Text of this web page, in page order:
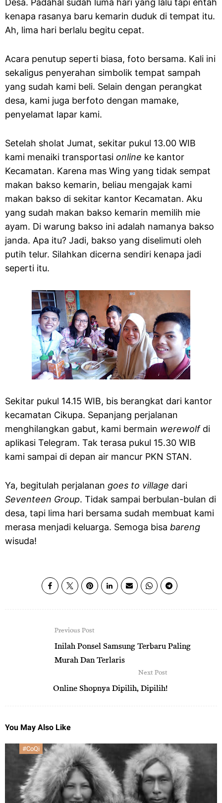
Desa. Padahal sudah luma hari yang lalu tapi entah
kenapa rasanya baru kemarin duduk di tempat itu.
Ah, lima hari berlalu begitu cepat.
Acara penutup seperti biasa, foto bersama. Kali ini
sekaligus penyerahan simbolik tempat sampah
yang sudah kami beli. Selain dengan perangkat
desa, kami juga berfoto dengan mamake,
penyelamat lapar kami.
Setelah sholat Jumat, sekitar pukul 13.00 WIB
kami menaiki transportasi online ke kantor
Kecamatan. Karena mas Wing yang tidak sempat
makan bakso kemarin, beliau mengajak kami
makan bakso di sekitar kantor Kecamatan. Aku
yang sudah makan bakso kemarin memilih mie
ayam. Di warung bakso ini adalah namanya bakso
janda. Apa itu? Jadi, bakso yang diselimuti oleh
putih telur. Silahkan dicerna sendiri kenapa jadi
seperti itu.
Sekitar pukul 14.15 WIB, bis berangkat dari kantor
kecamatan Cikupa. Sepanjang perjalanan
menghilangkan gabut, kami bermain werewolf di
aplikasi Telegram. Tak terasa pukul 15.30 WIB
kami sampai di depan air mancur PKN STAN.
Ya, begitulah perjalanan goes to village dari
Seventeen Group. Tidak sampai berbulan-bulan di
desa, tapi lima hari bersama sudah membuat kami
merasa menjadi keluarga. Semoga bisa bareng
wisuda!
Previous Post
Inilah Ponsel Samsung Terbaru Paling
Murah Dan Terlaris
Next Post
Online Shopnya Dipilih, Dipilih!
You May Also Like
#CoQi